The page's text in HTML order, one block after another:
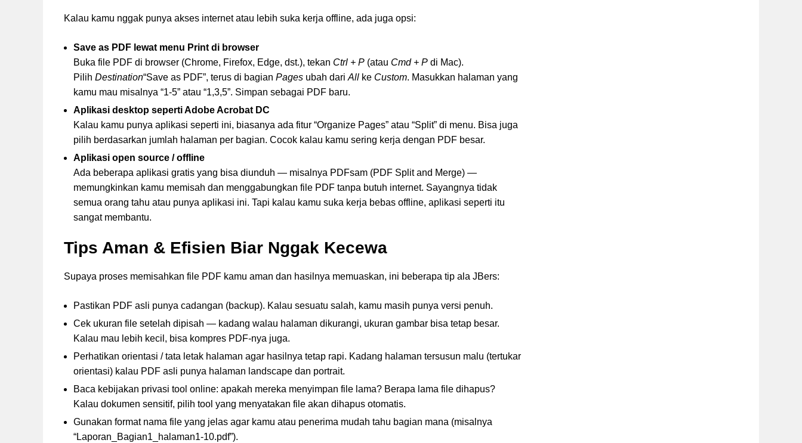
Kalau kamu nggak punya akses internet atau lebih suka kerja offline, ada juga opsi:
Save as PDF lewat menu Print di browser
Buka file PDF di browser (Chrome, Firefox, Edge, dst.), tekan Ctrl + P (atau Cmd + P di Mac).
Pilih Destination“Save as PDF”, terus di bagian Pages ubah dariAll ke Custom. Masukkan halaman yang
kamu mau misalnya “1-5” atau “1,3,5”. Simpan sebagai PDF baru.
Aplikasi desktop seperti Adobe Acrobat DC
Kalau kamu punya aplikasi seperti ini, biasanya ada fitur “Organize Pages” atau “Split” di menu. Bisa juga
pilih berdasarkan jumlah halaman per bagian. Cocok kalau kamu sering kerja dengan PDF besar.
Aplikasi open source / offline
Ada beberapa aplikasi gratis yang bisa diunduh — misalnya PDFsam (PDF Split and Merge) —
memungkinkan kamu memisah dan menggabungkan file PDF tanpa butuh internet. Sayangnya tidak
semua orang tahu atau punya aplikasi ini. Tapi kalau kamu suka kerja bebas offline, aplikasi seperti itu
sangat membantu.
Tips Aman & Efisien Biar Nggak Kecewa
Supaya proses memisahkan file PDF kamu aman dan hasilnya memuaskan, ini beberapa tip ala JBers:
Pastikan PDF asli punya cadangan (backup). Kalau sesuatu salah, kamu masih punya versi penuh.
Cek ukuran file setelah dipisah — kadang walau halaman dikurangi, ukuran gambar bisa tetap besar.
Kalau mau lebih kecil, bisa kompres PDF-nya juga.
Perhatikan orientasi / tata letak halaman agar hasilnya tetap rapi. Kadang halaman tersusun malu (tertukar
orientasi) kalau PDF asli punya halaman landscape dan portrait.
Baca kebijakan privasi tool online: apakah mereka menyimpan file lama? Berapa lama file dihapus?
Kalau dokumen sensitif, pilih tool yang menyatakan file akan dihapus otomatis.
Gunakan format nama file yang jelas agar kamu atau penerima mudah tahu bagian mana (misalnya
“Laporan_Bagian1_halaman1-10.pdf”).